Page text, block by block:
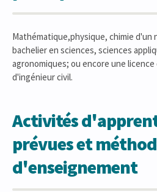
Mathématique,physique, chimie d'un
bachelier en sciences, sciences
agronomiques; ou encore une
d'ingénieur civil.
Activités
prévues et
d'enseignement